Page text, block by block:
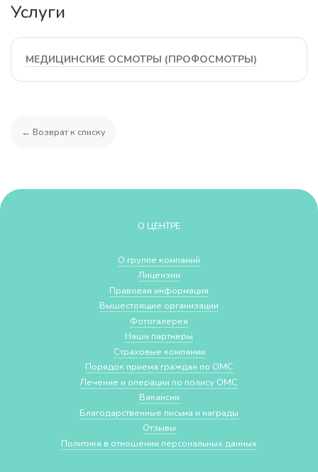
Услуги
МЕДИЦИНСКИЕ ОСМОТРЫ (ПРОФОСМОТРЫ)
← Возврат к списку
О ЦЕНТРЕ
О группе компаний
Лицензии
Правовая информация
Вышестоящие организации
Фотогалерея
Наши партнеры
Страховые компании
Порядок приема граждан по ОМС
Лечение и операции по полису ОМС
Вакансии
Благодарственные письма и награды
Отзывы
Политика в отношении персональных данных